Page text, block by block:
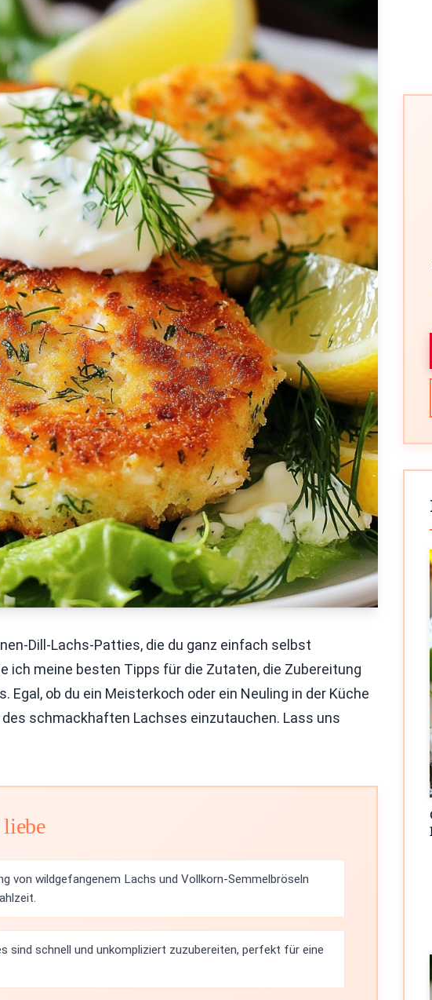
Dill-Lachs-Patties, die du ganz einfach selbst
ich meine besten Tipps für die Zutaten, die Zubereitung
Egal, ob du ein Meisterkoch oder ein Neuling in der Küche
schmackhaften Lachses einzutauchen. Lass uns
liebe
von wildgefangenem Lachs und Vollkorn-Semmelbröseln
sind schnell und unkompliziert zuzubereiten, perfekt für eine